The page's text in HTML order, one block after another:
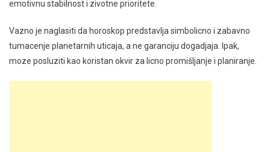
emotivnu stabilnost i zivotne prioritete.
Vazno je naglasiti da horoskop predstavlja simbolicno i zabavno
tumacenje planetarnih uticaja, a ne garanciju dogadjaja. Ipak,
moze posluziti kao koristan okvir za licno promišljanje i planiranje.